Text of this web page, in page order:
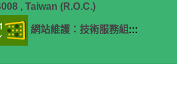
, Taiwan (R.O.C.)
網站維護：技術服務組 :::